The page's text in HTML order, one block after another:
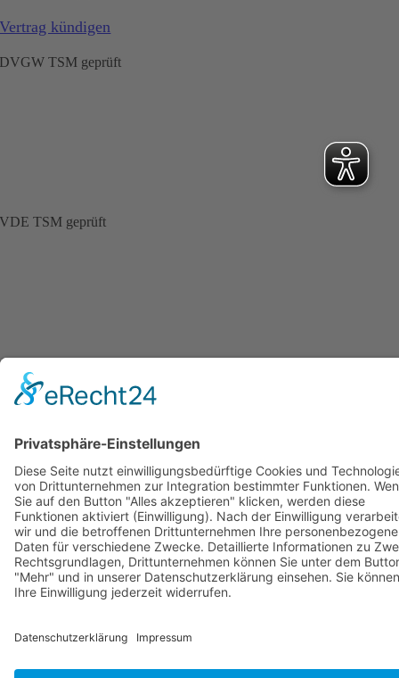
Vertrag kündigen
DVGW TSM geprüft
VDE TSM geprüft
© Copyright Stadtwerke Neuburg a.d. Donau 2026
Nach oben